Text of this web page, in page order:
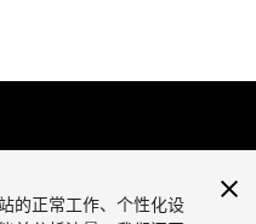
的正常工作、个性化设